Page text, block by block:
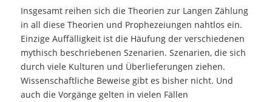
Insgesamt reihen sich die Theorien zur Langen Zählung
in all diese Theorien und Prophezeiungen nahtlos ein.
Einzige Auffälligkeit ist die Häufung der verschiedenen
mythisch beschriebenen Szenarien. Szenarien, die sich
durch viele Kulturen und Überlieferungen ziehen.
Wissenschaftliche Beweise gibt es bisher nicht. Und
auch die Vorgänge gelten in vielen Fällen